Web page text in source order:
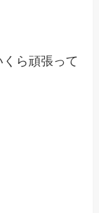
ら頑張って